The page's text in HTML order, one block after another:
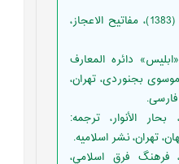
لاهيجي، شمس الدين محمد، (1383)، مفاتيح الاعجاز،
فتح الله، (1374)، «ابلیس» دائره المعارف
بجنوردی، تهران،
محمدباقر، (1351)، بحار الأنوار، ترجمه:
تهران، نشر اسلامیه.
محمدجواد، (1375)، فرهنگ فرق اسلامي،